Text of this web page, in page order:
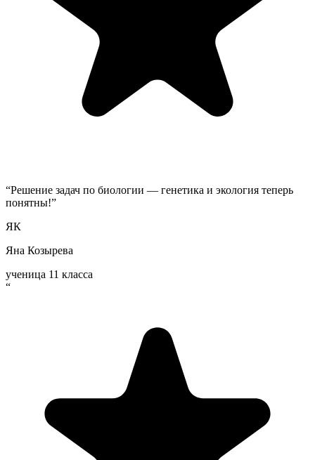
“Решение задач по биологии — генетика и экология теперь
понятны!”
ЯК
Яна Козырева
ученица 11 класса
“